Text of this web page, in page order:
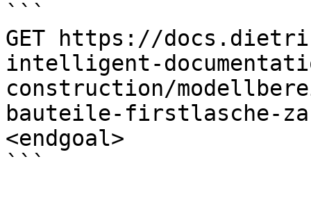
```
GET https://
intelligent-
construction/
bauteile-firstlasche-
<endgoal>
```